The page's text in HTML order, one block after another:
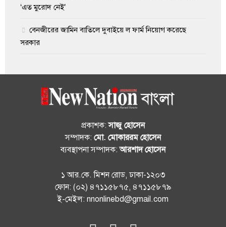
‘এত মুরোদ নেই’
বেনজীরের জামিন বাতিলে দুবাইয়ে ল ফার্ম নিয়োগ করেছে
সরকার
প্রকাশক:সাজু হোসেন
সম্পাদক: মো. মোকাররম হোসেন
ব্যবস্থাপনা সম্পাদক:আরশাদ হোসেন
১ আর.কে. মিশন রোড, ঢাকা-১২০৩
ফোন: (০২) ৪৭১১৫৮৭৫, ৪৭১১৫৮৭৯
ই-মেইল: nnonlinebd@gmail.com